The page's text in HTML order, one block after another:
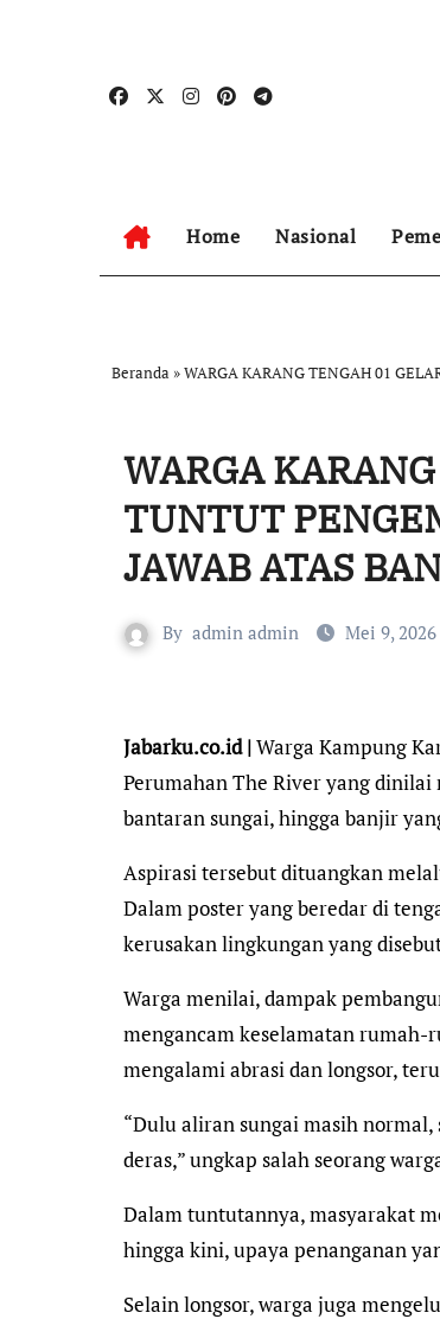
Home Nasional
Beranda »WARGA KARANG TENGAH 01
WARGA
TUNTUT
JAWAB ATAS
By admin admin Mei 9, 2026
Jabarku.co.id |Warga Kampung
Perumahan The River yang
bantaran sungai, hingga banjir
Aspirasi tersebut dituangkan
Dalam poster yang beredar di
kerusakan lingkungan yang
Warga menilai, dampak
mengancam keselamatan
mengalami abrasi dan longsor,
“Dulu aliran sungai masih
deras,” ungkap salah seorang
Dalam tuntutannya, masyarakat
hingga kini, upaya penanganan
Selain longsor, warga juga